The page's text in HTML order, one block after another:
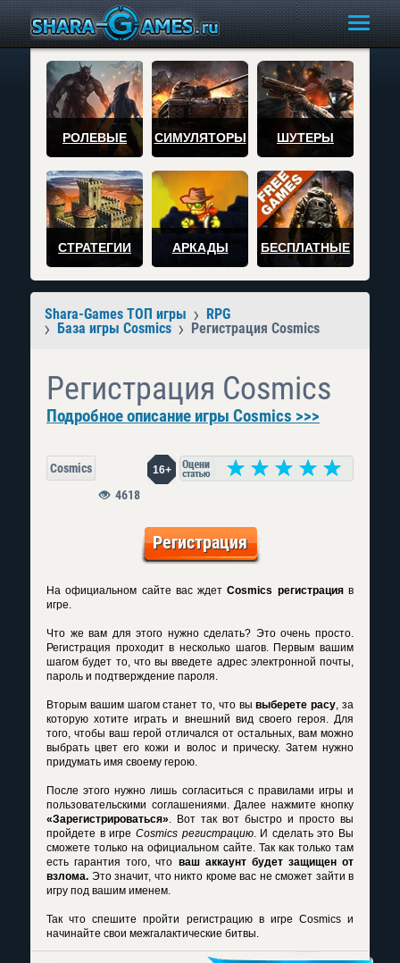
РОЛЕВЫЕ СИМУЛЯТОРЫ ШУТЕРЫ
СТРАТЕГИИ АРКАДЫ БЕСПЛАТНЫЕ
Shara-Games ТОП игры
RPG
База игры Cosmics
Регистрация Cosmics
Регистрация Cosmics
Подробное описание игры Cosmics >>>
Cosmics 16+
4618
Регистрация
На официальном сайте вас ждетCosmics регистрацияв
игре.
Что же вам для этого нужно сделать? Это очень просто.
Регистрация проходит в несколько шагов. Первым вашим
шагом будет то, что вы введете адрес электронной почты,
пароль и подтверждение пароля.
Вторым вашим шагом станет то, что вывыберете расу, за
которую хотите играть и внешний вид своего героя. Для
того, чтобы ваш герой отличался от остальных, вам можно
выбрать цвет его кожи и волос и прическу. Затем нужно
придумать имя своему герою.
После этого нужно лишь согласиться с правилами игры и
пользовательскими соглашениями. Далее нажмите кнопку
«Зарегистрироваться». Вот так вот быстро и просто вы
пройдете в игре Cosmics регистрацию. И сделать это Вы
сможете только на официальном сайте. Так как только там
есть гарантия того, что ваш аккаунт будет защищен от
взлома. Это значит, что никто кроме вас не сможет зайти в
игру под вашим именем.
Так что спешите пройти регистрацию в игре Cosmicsи
начинайте свои межгалактические битвы.